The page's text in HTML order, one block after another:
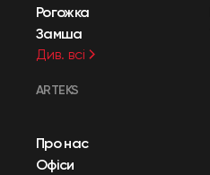
Рогожка
Замша
Див. всі
ARTEKS
Про нас
Офіси